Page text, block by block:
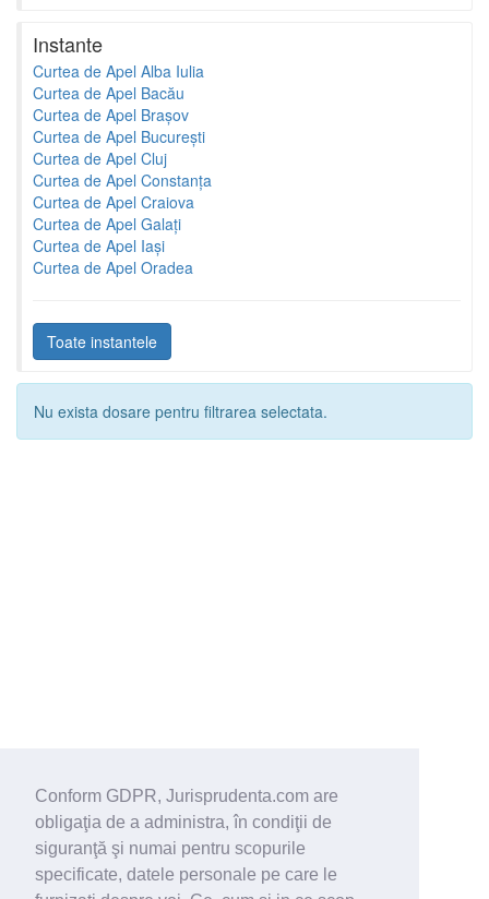
Conform GDPR, Jurisprudenta.com are
obligaţia de a administra, în condiţii de
siguranţă şi numai pentru scopurile
specificate, datele personale pe care le
Instante
Curtea de Apel Alba Iulia
Curtea de Apel Bacău
Curtea de Apel Brașov
Curtea de Apel București
Curtea de Apel Cluj
Curtea de Apel Constanța
Curtea de Apel Craiova
Curtea de Apel Galați
Curtea de Apel Iași
Curtea de Apel Oradea
Toate instantele
Nu exista dosare pentru filtrarea selectata.